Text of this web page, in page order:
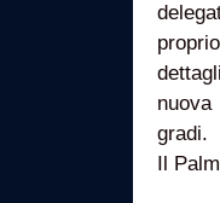
gradi.
Il